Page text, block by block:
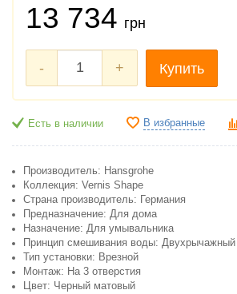
13 734 грн
- + Купить
Есть в наличии В избранные
Производитель: Hansgrohe
Коллекция: Vernis Shape
Страна производитель: Германия
Предназначение: Для дома
Назначение: Для умывальника
Принцип смешивания воды: Двухрычажный
Тип установки: Врезной
Монтаж: На 3 отверстия
Цвет: Черный матовый